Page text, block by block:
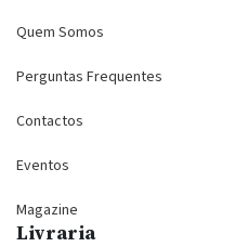
Quem Somos
Perguntas Frequentes
Contactos
Eventos
Magazine
Livraria